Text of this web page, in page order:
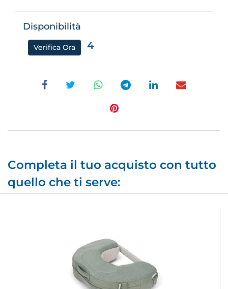
Disponibilità
Verifica Ora 4
Completa il tuo acquisto con tutto
quello che ti serve: